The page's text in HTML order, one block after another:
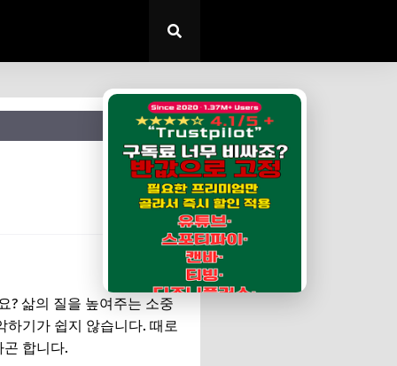
? 삶의 질을 높여주는 소중
하기가 쉽지 않습니다. 때로
합니다.